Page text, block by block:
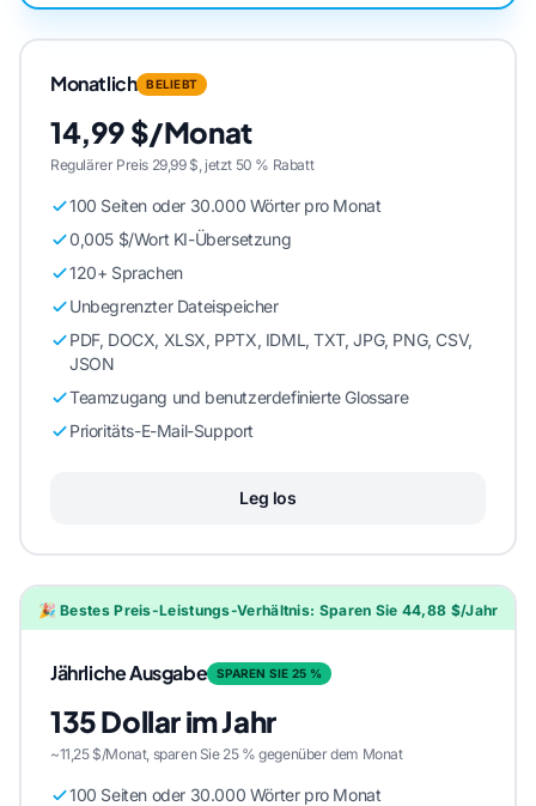
Monatlich BELIEBT
14,99 $/Monat
Regulärer Preis 29,99 $, jetzt 50 % Rabatt
100 Seiten oder 30.000 Wörter pro Monat
0,005 $/Wort KI-Übersetzung
120+ Sprachen
Unbegrenzter Dateispeicher
PDF, DOCX, XLSX, PPTX, IDML, TXT, JPG, PNG, CSV,
JSON
Teamzugang und benutzerdefinierte Glossare
Prioritäts-E-Mail-Support
Leg los
🎉 Bestes Preis-Leistungs-Verhältnis: Sparen Sie 44,88 $/Jahr
Jährliche Ausgabe SPAREN SIE 25 %
135 Dollar im Jahr
~11,25 $/Monat, sparen Sie 25 % gegenüber dem Monat
100 Seiten oder 30.000 Wörter pro Monat